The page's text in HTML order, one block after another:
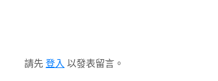
請先 登入 以發表留言。